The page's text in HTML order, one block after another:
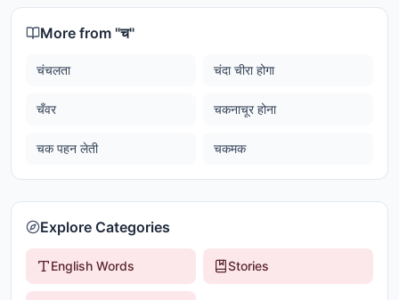
More from "च"
चंचलता चंदा चीरा होगा
चँवर चकनाचूर होना
चक पहन लेती चकमक
Explore Categories
English Words Stories